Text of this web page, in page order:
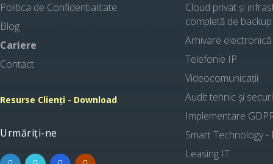
Politica de Confidentialitate
Blog
Cariere
Contact
Resurse Clienți - Download
Urmăriți-ne
Cloud privat și
completă de backup
Arhivare electronică
Telefonie IP
Videocomunicații
Audit tehnic și
Implementare
Smart Technology -
Leasing IT